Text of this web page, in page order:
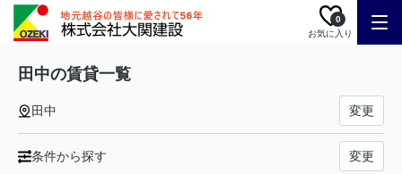
お気に入り
0
田中の賃貸一覧
田中 変更
条件から探す 変更